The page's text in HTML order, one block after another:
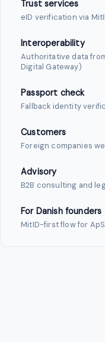
Trust services
eID verification via
Interoperability
Authoritative data
Digital Gateway)
Passport check
Fallback identity
Customers
Foreign companies
Advisory
B2B consulting and
For Danish founders
MitID-first flow for